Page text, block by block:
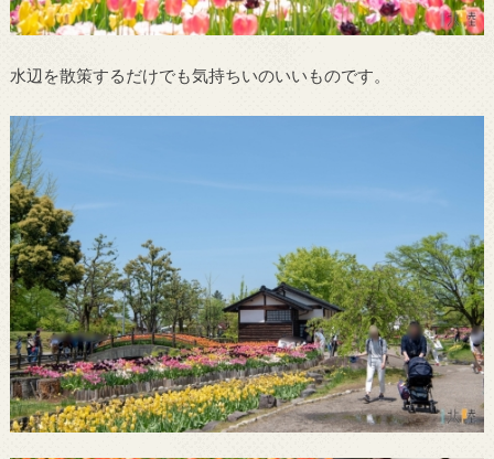
水辺を散策するだけでも気持ちいのいいものです。